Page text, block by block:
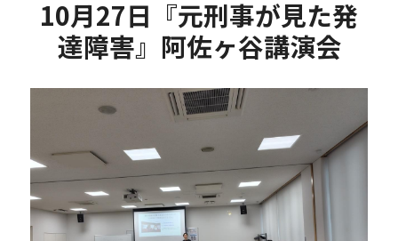
10月27日『元刑事が見た発
達障害』阿佐ヶ谷講演会